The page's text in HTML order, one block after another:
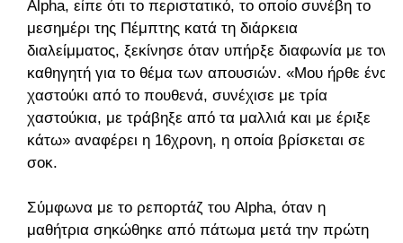
Alpha, είπε ότι το περιστατικό, το οποίο συνέβη το
μεσημέρι της Πέμπτης κατά τη διάρκεια
διαλείμματος, ξεκίνησε όταν υπήρξε διαφωνία με τον
καθηγητή για το θέμα των απουσιών. «Μου ήρθε ένα
χαστούκι από το πουθενά, συνέχισε με τρία
χαστούκια, με τράβηξε από τα μαλλιά και με έριξε
κάτω» αναφέρει η 16χρονη, η οποία βρίσκεται σε
σοκ.
Σύμφωνα με το ρεπορτάζ του Alpha, όταν η
μαθήτρια σηκώθηκε από πάτωμα μετά την πρώτη